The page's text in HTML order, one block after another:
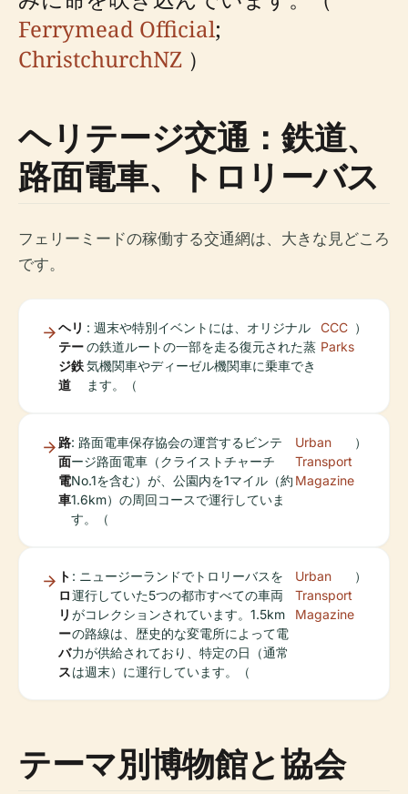
Ferrymead Official;
ChristchurchNZ ）
ヘリテージ交通：鉄道、
路面電車、トロリーバス
フェリーミードの稼働する交通網は、大きな見どころ
です。
ヘリ
テー
ジ鉄
道
: 週末や特別イベントには、オリジナル
の鉄道ルートの一部を走る復元された蒸
気機関車やディーゼル機関車に乗車でき
ます。（
CCC
Parks
）
路
面
電
車
: 路面電車保存協会の運営するビンテ
ージ路面電車（クライストチャーチ
No.1を含む）が、公園内を1マイル（約
1.6km）の周回コースで運行していま
す。（
Urban
Transport
Magazine
）
ト
ロ
リ
ー
バ
ス
: ニュージーランドでトロリーバスを
運行していた5つの都市すべての車両
がコレクションされています。1.5km
の路線は、歴史的な変電所によって電
力が供給されており、特定の日（通常
は週末）に運行しています。（
Urban
Transport
Magazine
）
テーマ別博物館と協会